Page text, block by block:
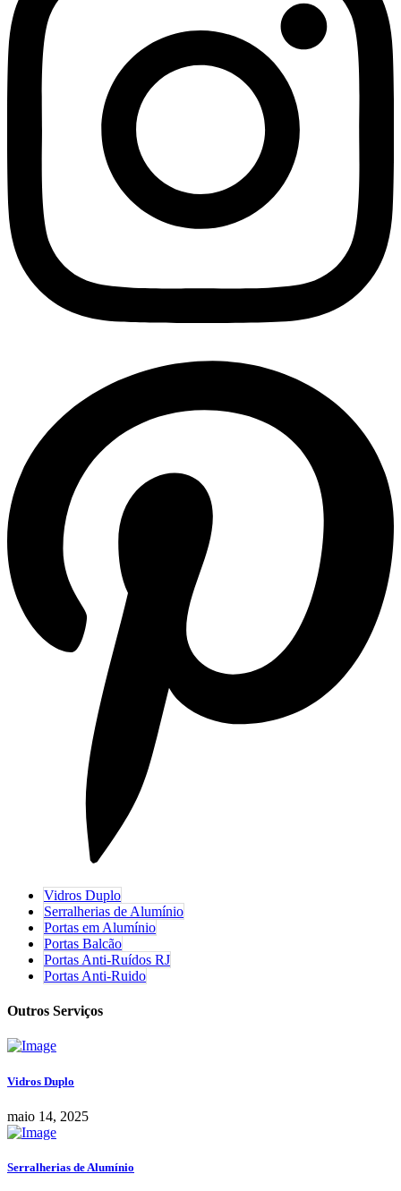
Vidros Duplo
Serralherias de Alumínio
Portas em Alumínio
Portas Balcão
Portas Anti-Ruídos RJ
Portas Anti-Ruido
Outros Serviços
Vidros Duplo
maio 14, 2025
Serralherias de Alumínio